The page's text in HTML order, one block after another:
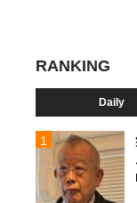
RANKING
Daily